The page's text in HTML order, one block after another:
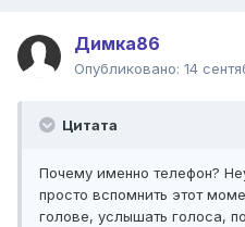
Димка86
Опубликовано: 14
Цитата
Почему именно телефон?
просто вспомнить этот
голове, услышать голоса,